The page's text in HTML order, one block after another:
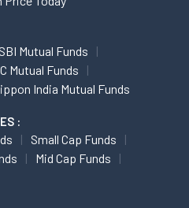
SBI Mutual Funds
Mutual Funds
India Mutual Funds
:
Small Cap Funds
Mid Cap Funds